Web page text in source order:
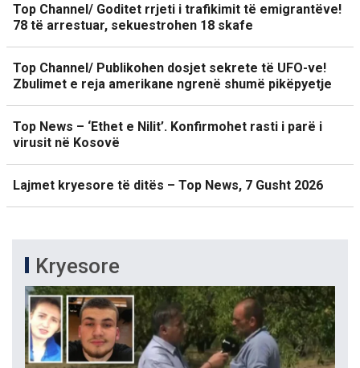
Top Channel/ Goditet rrjeti i trafikimit të emigrantëve!
78 të arrestuar, sekuestrohen 18 skafe
Top Channel/ Publikohen dosjet sekrete të UFO-ve!
Zbulimet e reja amerikane ngrenë shumë pikëpyetje
Top News – ‘Ethet e Nilit’. Konfirmohet rasti i parë i
virusit në Kosovë
Lajmet kryesore të ditës – Top News, 7 Gusht 2026
Kryesore